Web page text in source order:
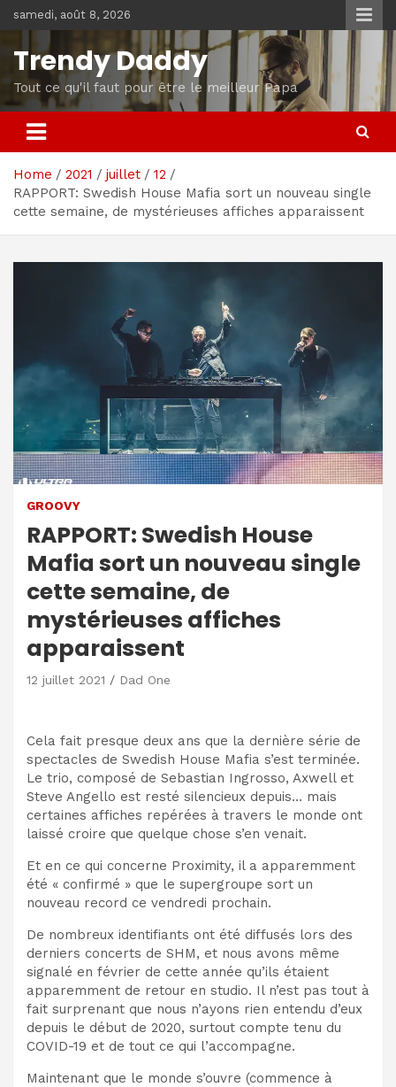
to
content
samedi, août 8, 2026
Trendy Daddy
Tout ce qu'il faut pour être le meilleur Papa
Home 2021 juillet
12
RAPPORT: Swedish House Mafia sort un nouveau single
cette semaine, de mystérieuses affiches apparaissent
GROOVY
RAPPORT: Swedish House
Mafia sort un nouveau single
cette semaine, de
mystérieuses affiches
apparaissent
12 juillet 2021 Dad One
Cela fait presque deux ans que la dernière série de
spectacles de Swedish House Mafia s’est terminée.
Le trio, composé de Sebastian Ingrosso, Axwell et
Steve Angello est resté silencieux depuis… mais
certaines affiches repérées à travers le monde ont
laissé croire que quelque chose s’en venait.
Et en ce qui concerne Proximity, il a apparemment
été « confirmé » que le supergroupe sort un
nouveau record ce vendredi prochain.
De nombreux identifiants ont été diffusés lors des
derniers concerts de SHM, et nous avons même
signalé en février de cette année qu’ils étaient
apparemment de retour en studio. Il n’est pas tout à
fait surprenant que nous n’ayons rien entendu d’eux
depuis le début de 2020, surtout compte tenu du
COVID-19 et de tout ce qui l’accompagne.
Maintenant que le monde s’ouvre (commence à